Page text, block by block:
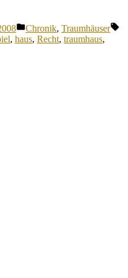
Veröffentlicht
unter
Chronik, Traumhäuser
, haus, Recht, traumhaus,